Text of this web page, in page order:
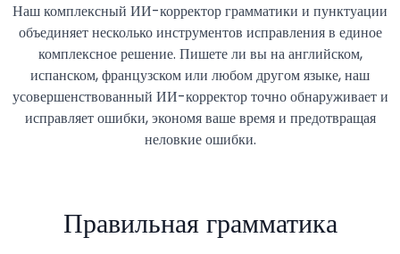
Наш комплексный ИИ-корректор грамматики и пунктуации
объединяет несколько инструментов исправления в единое
комплексное решение. Пишете ли вы на английском,
испанском, французском или любом другом языке, наш
усовершенствованный ИИ-корректор точно обнаруживает и
исправляет ошибки, экономя ваше время и предотвращая
неловкие ошибки.
Правильная грамматика